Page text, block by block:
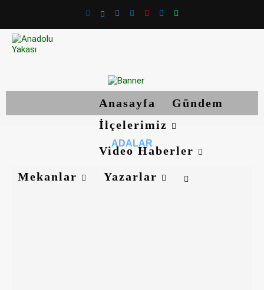
Anasayfa
Gündem
İlçelerimiz
Video Haberler
Mekanlar
Yazarlar
ADALAR